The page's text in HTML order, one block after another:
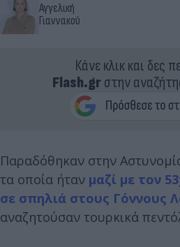
Αγγελική
Γιαννακού
Κάνε κλικ και δες
Flash.grστην
Παραδόθηκαν στην
τα οποία ήταν μαζί με τον
σε σπηλιά στους Γόννους
αναζητούσαν τουρκικά